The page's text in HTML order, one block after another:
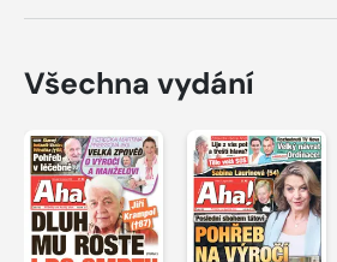
Všechna vydání